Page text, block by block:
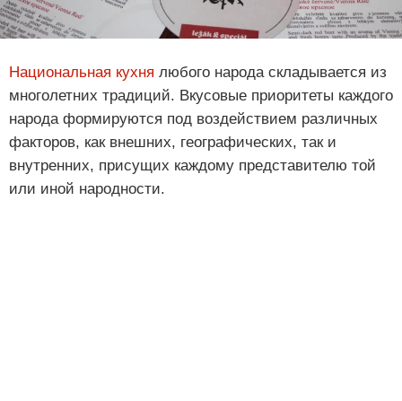
Национальная кухня любого народа складывается из
многолетних традиций. Вкусовые приоритеты каждого
народа формируются под воздействием различных
факторов, как внешних, географических, так и
внутренних, присущих каждому представителю той
или иной народности.